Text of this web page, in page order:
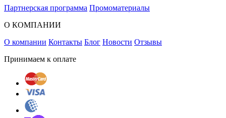
Партнерская программа Промоматериалы
О КОМПАНИИ
О компании Контакты Блог Новости Отзывы
Принимаем к оплате